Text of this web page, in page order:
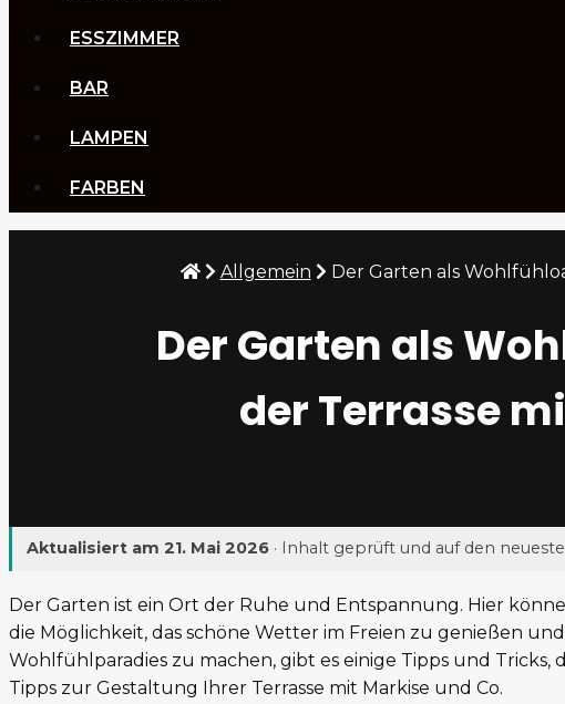
ESSZIMMER
BAR
LAMPEN
FARBEN
Allgemein Der Garten als
Der Garten als
der Terrasse
Aktualisiert am 21. Mai 2026· Inhalt geprüft und auf den
Der Garten ist ein Ort der Ruhe und Entspannung. Hier
die Möglichkeit, das schöne Wetter im Freien zu genießen
Wohlfühlparadies zu machen, gibt es einige Tipps und
Tipps zur Gestaltung Ihrer Terrasse mit Markise und Co.